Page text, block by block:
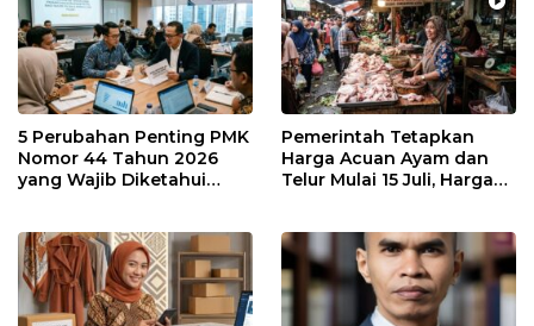
5 Perubahan Penting PMK
Nomor 44 Tahun 2026
yang Wajib Diketahui
Pemerintah Tetapkan
Harga Acuan Ayam dan
Telur Mulai 15 Juli, Harga
Mahal?